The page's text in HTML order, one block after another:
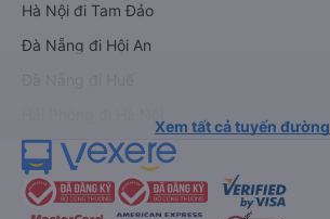
Hà Nội đi Tam Đảo
Đà Nẵng đi Hội An
Xem tất cả tuyến đường